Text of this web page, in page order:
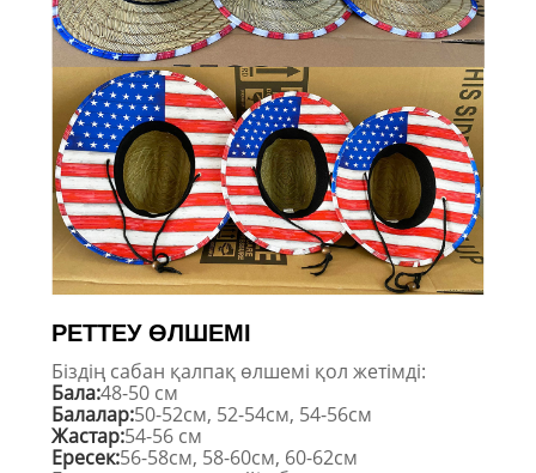
РЕТТЕУ ӨЛШЕМІ
Біздің сабан қалпақ өлшемі қол жетімді:
Бала:48-50 см
Балалар:50-52см, 52-54см, 54-56см
Жастар:54-56 см
Ересек:56-58см, 58-60см, 60-62см